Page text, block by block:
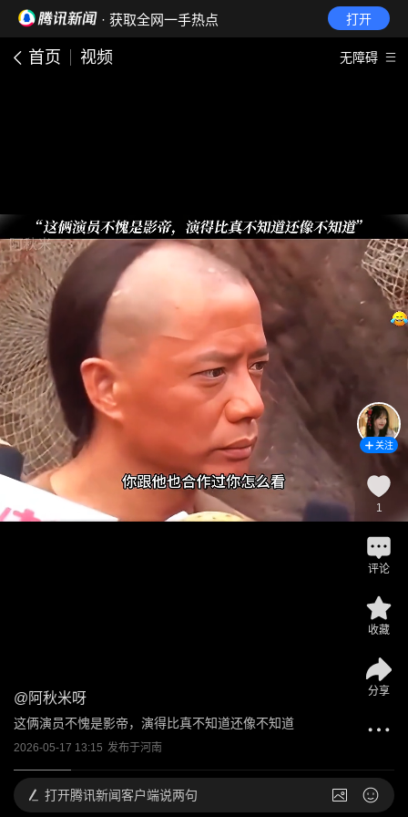
· 获取全网一手热点 打开
首页 视频 无障碍
@ 阿秋米呀
这俩演员不愧是影帝，演得比真不知道还像不知道
2026-05-17 13:15 发布于河南
关注
1
评论
收藏
分享
打开腾讯新闻客户端说两句